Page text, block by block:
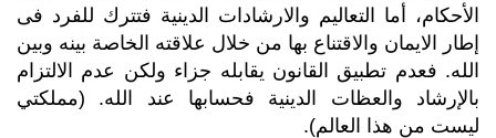
الأحكام، أما التعاليم والارشادات الدينية فتترك للفرد فى
إطار الايمان والاقتناع بها من خلال علاقته الخاصة بينه وبين
الله. فعدم تطبيق القانون يقابله جزاء ولكن عدم الالتزام
بالإرشاد والعظات الدينية فحسابها عند الله. (مملكتي
ليست من هذا العالم).